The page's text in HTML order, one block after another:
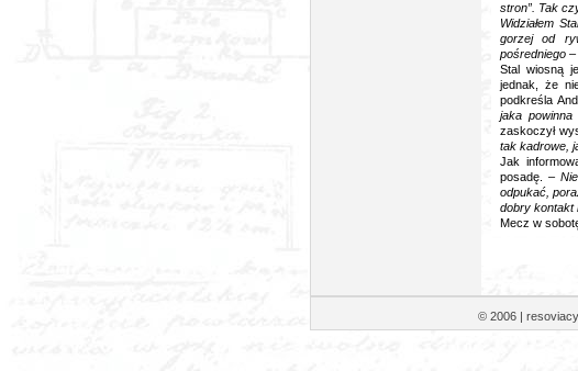
stron”. Tak
Widziałem
gorzej od
pośredniego –
Stal wiosną
jednak, że
podkreśla
jaka
zaskoczył
tak kadrowe,
Jak
posadę. –
odpukać,
dobry kontakt
Mecz w
© 2006 |